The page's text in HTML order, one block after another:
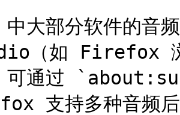
大部分软件的音
（如 Firefox 浏
通过
支持多种音频